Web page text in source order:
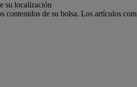
su localización
contenidos de su bolsa. Los artículos